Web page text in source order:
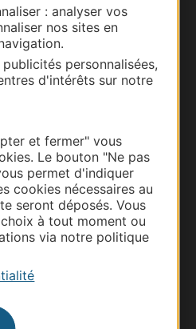
: analyser vos
nos sites en
personnalisées,
d'intérêts sur notre
et fermer" vous
Le bouton "Ne pas
permet d'indiquer
cookies nécessaires au
seront déposés. Vous
à tout moment ou
via notre politique
à notre lettre
nos suggestions de